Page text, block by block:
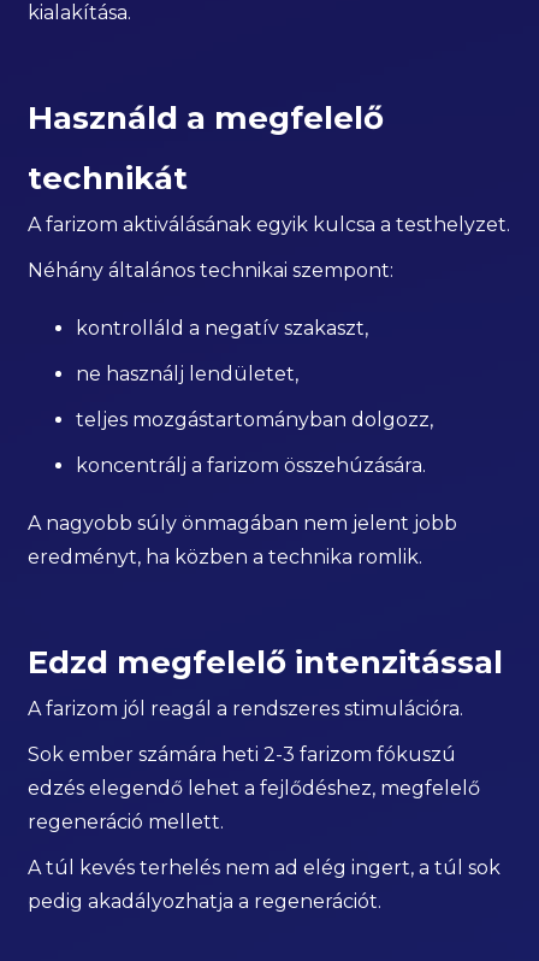
kialakítása.
Használd a megfelelő
technikát
A farizom aktiválásának egyik kulcsa a testhelyzet.
Néhány általános technikai szempont:
kontrolláld a negatív szakaszt,
ne használj lendületet,
teljes mozgástartományban dolgozz,
koncentrálj a farizom összehúzására.
A nagyobb súly önmagában nem jelent jobb
eredményt, ha közben a technika romlik.
Edzd megfelelő intenzitással
A farizom jól reagál a rendszeres stimulációra.
Sok ember számára heti 2-3 farizom fókuszú
edzés elegendő lehet a fejlődéshez, megfelelő
regeneráció mellett.
A túl kevés terhelés nem ad elég ingert, a túl sok
pedig akadályozhatja a regenerációt.